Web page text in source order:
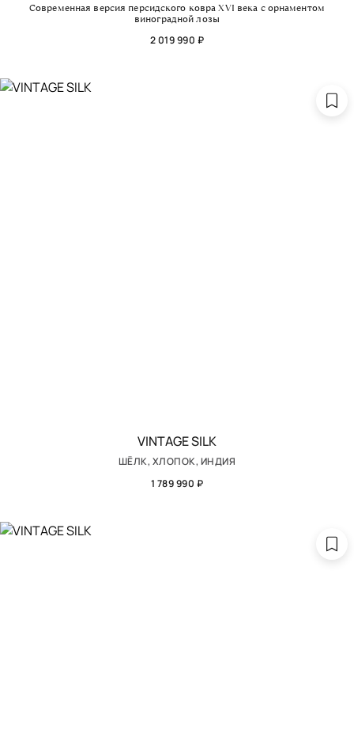
Современная версия персидского ковра XVI века с орнаментом
виноградной лозы
2 019 990 ₽
VINTAGE SILK
ШЁЛК, ХЛОПОК, ИНДИЯ
1 789 990 ₽